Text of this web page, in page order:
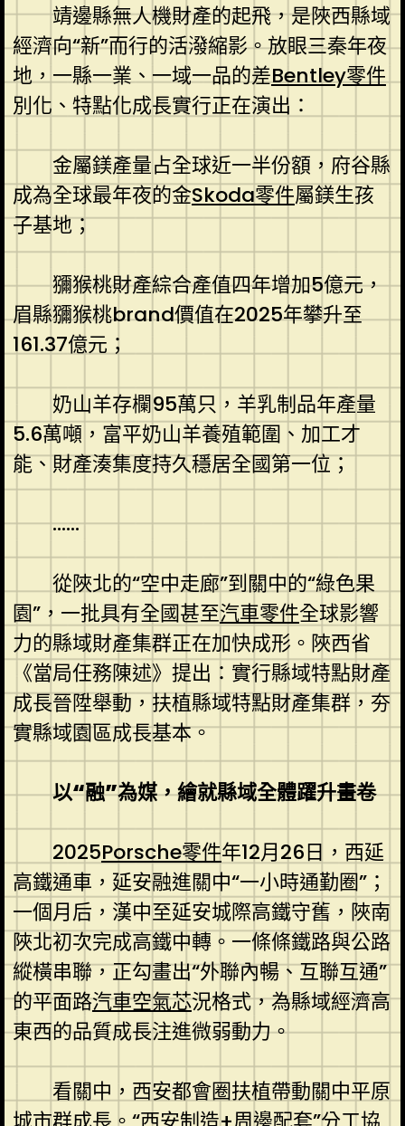
靖邊縣無人機財產的起飛，是陜西縣域
經濟向“新”而行的活潑縮影。放眼三秦年夜
地，一縣一業、一域一品的差Bentley零件
別化、特點化成長實行正在演出：
金屬鎂產量占全球近一半份額，府谷縣
成為全球最年夜的金Skoda零件屬鎂生孩
子基地；
獼猴桃財產綜合產值四年增加5億元，
眉縣獼猴桃brand價值在2025年攀升至
161.37億元；
奶山羊存欄95萬只，羊乳制品年產量
5.6萬噸，富平奶山羊養殖範圍、加工才
能、財產湊集度持久穩居全國第一位；
……
從陜北的“空中走廊”到關中的“綠色果
園”，一批具有全國甚至汽車零件全球影響
力的縣域財產集群正在加快成形。陜西省
《當局任務陳述》提出：實行縣域特點財產
成長晉陞舉動，扶植縣域特點財產集群，夯
實縣域園區成長基本。
以“融”為媒，繪就縣域全體躍升畫卷
2025Porsche零件年12月26日，西延
高鐵通車，延安融進關中“一小時通勤圈”；
一個月后，漢中至延安城際高鐵守舊，陜南
陜北初次完成高鐵中轉。一條條鐵路與公路
縱橫串聯，正勾畫出“外聯內暢、互聯互通”
的平面路汽車空氣芯況格式，為縣域經濟高
東西的品質成長注進微弱動力。
看關中，西安都會圈扶植帶動關中平原